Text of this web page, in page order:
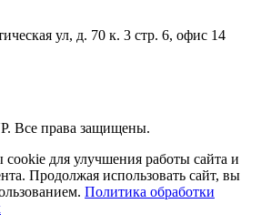
ул, д. 70 к. 3 стр. 6, офис 14
Все права защищены.
для улучшения работы сайта и
Продолжая использовать сайт, вы
Политика обработки